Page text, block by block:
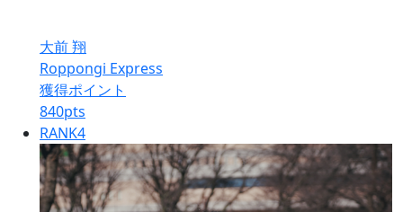
大前 翔
Roppongi Express
獲得ポイント
840pts
RANK4